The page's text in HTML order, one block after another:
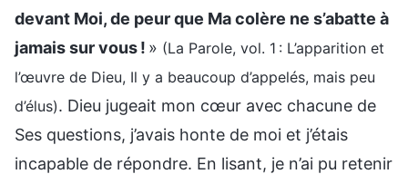
devant Moi, de peur que Ma colère ne s’abatte à
jamais sur vous ! » (La Parole, vol. 1 : L’apparition et
l’œuvre de Dieu, Il y a beaucoup d’appelés, mais peu
d’élus). Dieu jugeait mon cœur avec chacune de
Ses questions, j’avais honte de moi et j’étais
incapable de répondre. En lisant, je n’ai pu retenir